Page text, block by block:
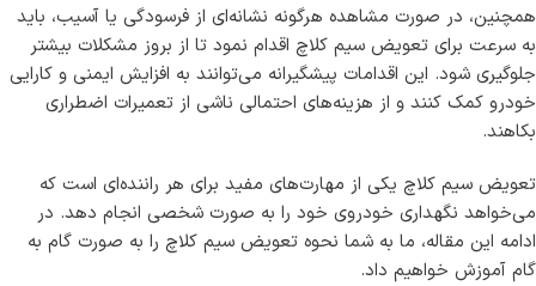
همچنین، در صورت مشاهده هرگونه نشانه‌ای از فرسودگی یا آسیب، باید
به سرعت برای تعویض سیم کلاچ اقدام نمود تا از بروز مشکلات بیشتر
جلوگیری شود. این اقدامات پیشگیرانه می‌توانند به افزایش ایمنی و کارایی
خودرو کمک کنند و از هزینه‌های احتمالی ناشی از تعمیرات اضطراری
بکاهند.
تعویض سیم کلاچ یکی از مهارت‌های مفید برای هر راننده‌ای است که
می‌خواهد نگهداری خودروی خود را به صورت شخصی انجام دهد. در
ادامه این مقاله، ما به شما نحوه تعویض سیم کلاچ را به صورت گام به
گام آموزش خواهیم داد.